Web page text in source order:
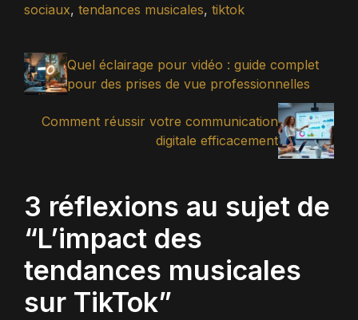
sociaux, tendances musicales, tiktok
Quel éclairage pour vidéo : guide complet
pour des prises de vue professionnelles
Comment réussir votre communication
digitale efficacement
3 réflexions au sujet de
“L’impact des
tendances musicales
sur TikTok”